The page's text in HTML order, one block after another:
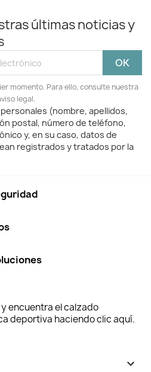
últimas noticias y
momento. Para ello, consulte nuestra
legal.
(nombre, apellidos,
postal, número de teléfono,
y, en su caso, datos de
registrados y tratados por la
encuentra el calzado
deportiva haciendo clic aquí.
